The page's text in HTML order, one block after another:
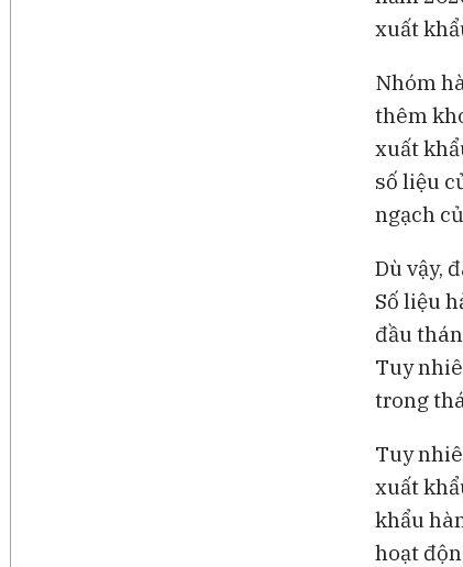
xuất
Nhóm
thêm
xuất
số liệu
ngạch
Dù vậy,
Số liệu
đầu
Tuy
trong
Tuy
xuất
khẩu
hoạt